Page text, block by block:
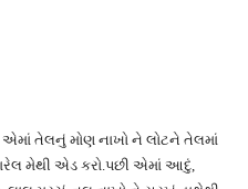
તેલનું મોણ નાખો ને લોટને તેલમાં
મેથી એડ કરો.પછી એમાં આદું,